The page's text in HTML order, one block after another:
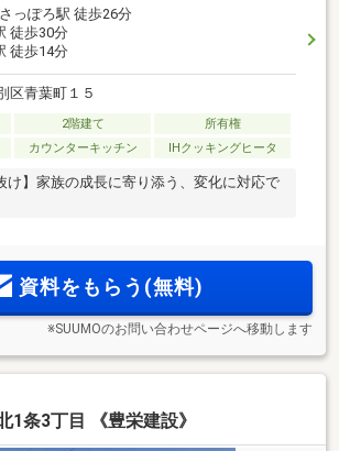
っぽろ駅 徒歩26分
徒歩30分
徒歩14分
区青葉町１５
2階建て
所有権
カウンターキッチン IHクッキングヒータ
け】家族の成長に寄り添う、変化に対応で
資料をもらう(無料)
※SUUMOのお問い合わせページへ移動します
1条3丁目 《豊栄建設》